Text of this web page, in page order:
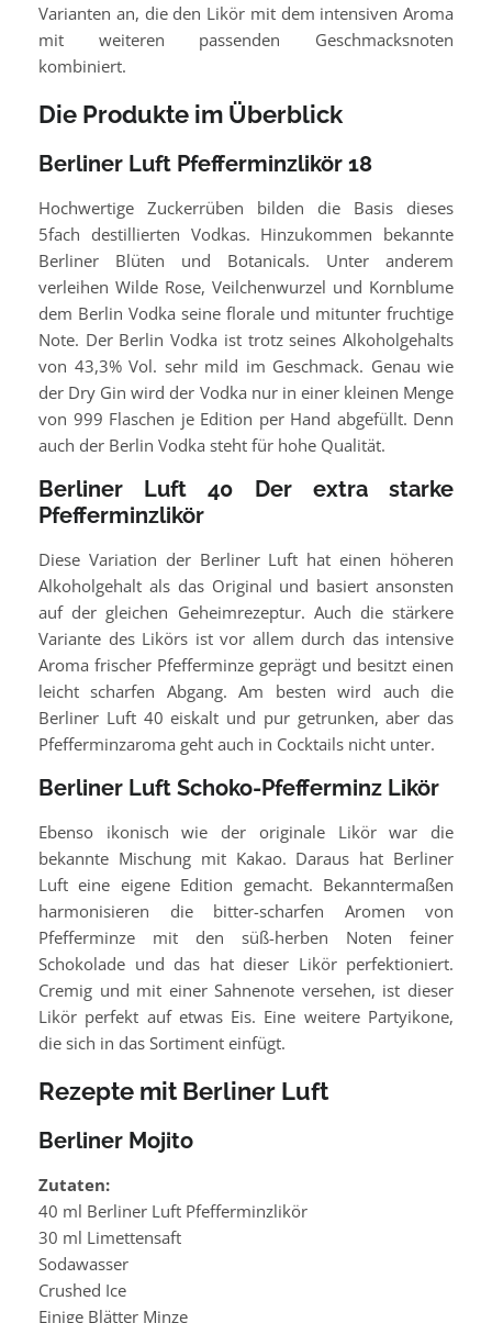
Varianten an, die den Likör mit dem intensiven Aroma
mit weiteren passenden Geschmacksnoten
kombiniert.
Die Produkte im Überblick
Berliner Luft Pfefferminzlikör 18
Hochwertige Zuckerrüben bilden die Basis dieses
5fach destillierten Vodkas. Hinzukommen bekannte
Berliner Blüten und Botanicals. Unter anderem
verleihen Wilde Rose, Veilchenwurzel und Kornblume
dem Berlin Vodka seine florale und mitunter fruchtige
Note. Der Berlin Vodka ist trotz seines Alkoholgehalts
von 43,3% Vol. sehr mild im Geschmack. Genau wie
der Dry Gin wird der Vodka nur in einer kleinen Menge
von 999 Flaschen je Edition per Hand abgefüllt. Denn
auch der Berlin Vodka steht für hohe Qualität.
Berliner Luft 40 Der extra starke
Pfefferminzlikör
Diese Variation der Berliner Luft hat einen höheren
Alkoholgehalt als das Original und basiert ansonsten
auf der gleichen Geheimrezeptur. Auch die stärkere
Variante des Likörs ist vor allem durch das intensive
Aroma frischer Pfefferminze geprägt und besitzt einen
leicht scharfen Abgang. Am besten wird auch die
Berliner Luft 40 eiskalt und pur getrunken, aber das
Pfefferminzaroma geht auch in Cocktails nicht unter.
Berliner Luft Schoko-Pfefferminz Likör
Ebenso ikonisch wie der originale Likör war die
bekannte Mischung mit Kakao. Daraus hat Berliner
Luft eine eigene Edition gemacht. Bekanntermaßen
harmonisieren die bitter-scharfen Aromen von
Pfefferminze mit den süß-herben Noten feiner
Schokolade und das hat dieser Likör perfektioniert.
Cremig und mit einer Sahnenote versehen, ist dieser
Likör perfekt auf etwas Eis. Eine weitere Partyikone,
die sich in das Sortiment einfügt.
Rezepte mit Berliner Luft
Berliner Mojito
Zutaten:
40 ml Berliner Luft Pfefferminzlikör
30 ml Limettensaft
Sodawasser
Crushed Ice
Einige Blätter Minze